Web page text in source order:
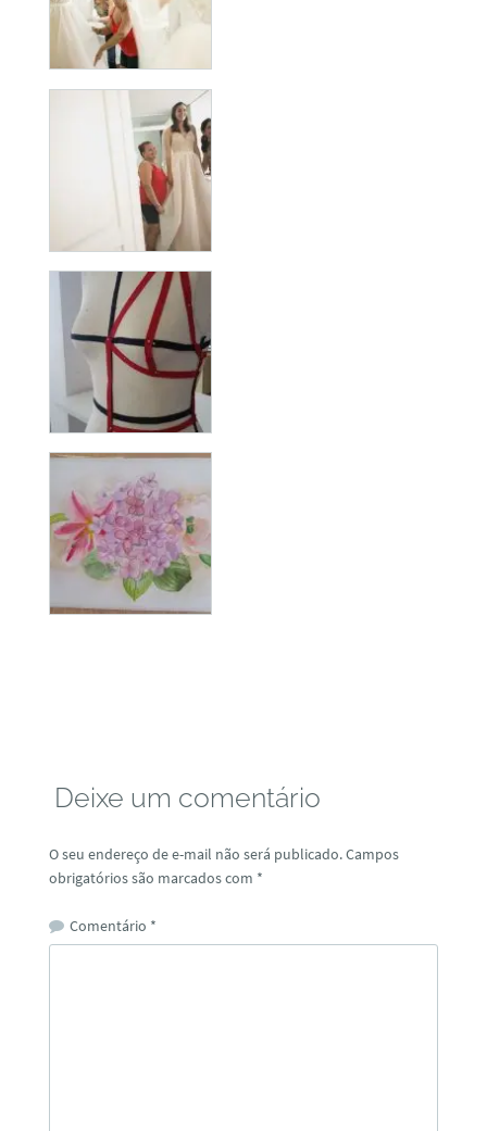
Deixe um comentário
O seu endereço de e-mail não será publicado.Campos
obrigatórios são marcados com *
Comentário *